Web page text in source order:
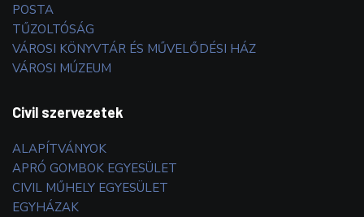
POSTA
TŰZOLTÓSÁG
VÁROSI KÖNYVTÁR ÉS MŰVELŐDÉSI HÁZ
VÁROSI MÚZEUM
Civil szervezetek
ALAPÍTVÁNYOK
APRÓ GOMBOK EGYESÜLET
CIVIL MŰHELY EGYESÜLET
EGYHÁZAK